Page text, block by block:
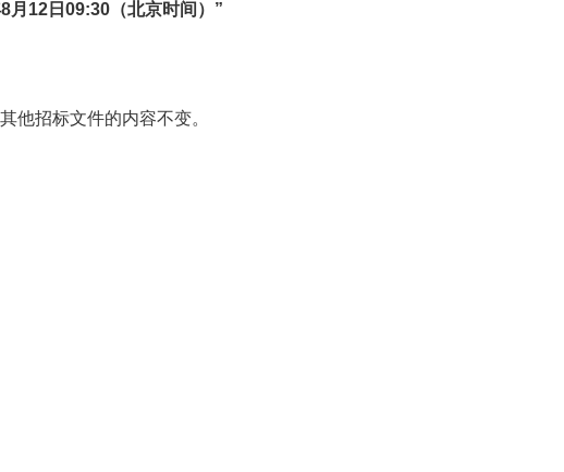
8月 12 日09:30（北京时间）”
他招标文件的内容不变。